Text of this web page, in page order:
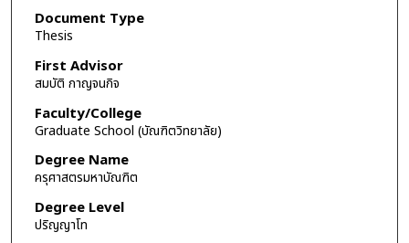
Document Type
Thesis
First Advisor
สมบัติ กาญจนกิจ
Faculty/College
Graduate School (บัณฑิตวิทยาลัย)
Degree Name
ครุศาสตรมหาบัณฑิต
Degree Level
ปริญญาโท